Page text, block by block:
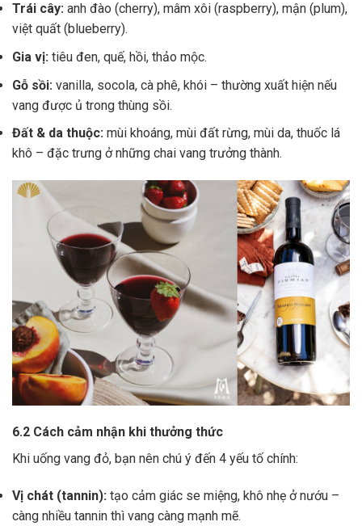
Trái cây: anh đào (cherry), mâm xôi (raspberry), mận (plum),
việt quất (blueberry).
Gia vị: tiêu đen, quế, hồi, thảo mộc.
Gỗ sồi: vanilla, socola, cà phê, khói – thường xuất hiện nếu
vang được ủ trong thùng sồi.
Đất & da thuộc: mùi khoáng, mùi đất rừng, mùi da, thuốc lá
khô – đặc trưng ở những chai vang trưởng thành.
6.2 Cách cảm nhận khi thưởng thức
Khi uống vang đỏ, bạn nên chú ý đến 4 yếu tố chính:
Vị chát (tannin): tạo cảm giác se miệng, khô nhẹ ở nướu –
càng nhiều tannin thì vang càng mạnh mẽ.